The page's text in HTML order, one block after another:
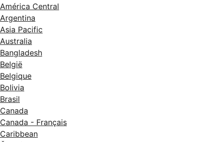
América Central
Argentina
Asia Pacific
Australia
Bangladesh
België
Belgique
Bolivia
Brasil
Canada
Canada - Français
Caribbean